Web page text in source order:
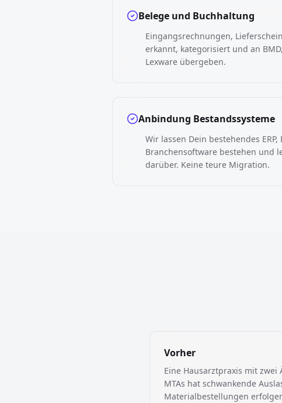
Belege und Buchhaltung
Eingangsrechnungen,
erkannt, kategorisiert und an
Lexware übergeben.
Anbindung Bestandssysteme
Wir lassen Dein bestehendes
Branchensoftware bestehen und
darüber. Keine teure Migration.
Vorher
Eine Hausarztpraxis mit zwei
MTAs hat schwankende
Materialbestellungen